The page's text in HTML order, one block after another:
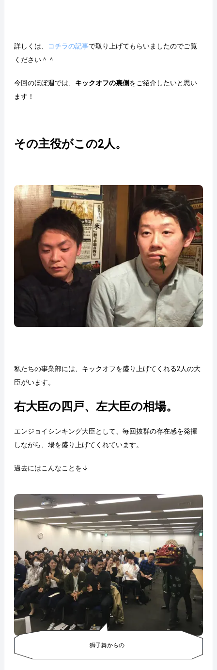
詳しくは、 コチラの記事で取り上げてもらいましたのでご覧
ください＾＾
今回のほぼ週では、 キックオフの裏側をご紹介したいと思い
ます！
その主役がこの2人。
私たちの事業部には、キックオフを盛り上げてくれる2人の大
臣がいます。
右大臣の四戸、左大臣の相場。
エンジョイシンキング大臣として、毎回抜群の存在感を発揮
しながら、場を盛り上げてくれています。
過去にはこんなことを↓
獅子舞からの…